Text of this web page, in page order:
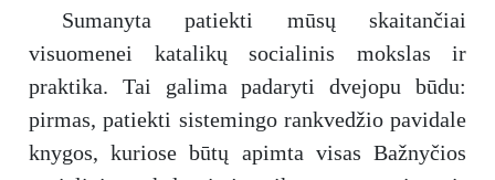
Sumanyta patiekti mūsų skaitančiai
visuomenei katalikų socialinis mokslas ir
praktika. Tai galima padaryti dvejopu būdu:
pirmas, patiekti sistemingo rankvedžio pavidale
knygos, kuriose būtų apimta visas Bažnyčios